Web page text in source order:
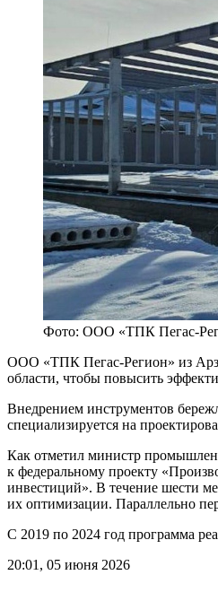
Фото: ООО «ТПК Пегас-
ООО «ТПК Пегас-Регион» из
области, чтобы повысить
Внедрением инструментов
специализируется на
Как отметил министр
к федеральному проекту
инвестиций». В течение шести
их оптимизации. Параллельно
С 2019 по 2024 год программа
20:01, 05 июня 2026